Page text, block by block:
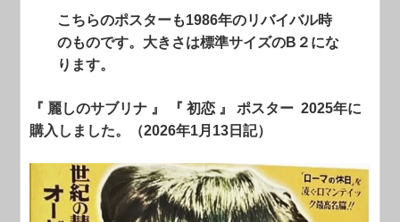
こちらのポスターも1986年のリバイバル時
のものです。大きさは標準サイズのB２にな
ります。
『 麗しのサブリナ 』 『 初恋 』 ポスター 2025年に
購入しました。（2026年1月13日記）